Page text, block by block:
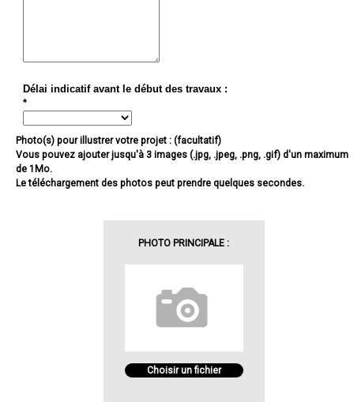
Délai indicatif avant le début des travaux :
*
Photo(s) pour illustrer votre projet : (facultatif)
Vous pouvez ajouter jusqu'à 3 images (.jpg, .jpeg, .png, .gif) d'un maximum
de 1Mo.
Le téléchargement des photos peut prendre quelques secondes.
PHOTO PRINCIPALE :
Choisir un fichier